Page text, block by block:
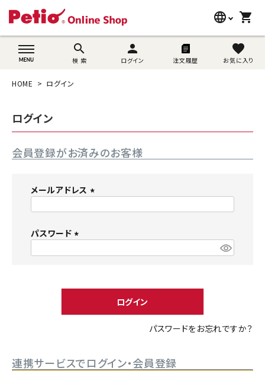
language
wovn-lang-name
shopping_cart
search
検 索
person
ログイン 注文履歴
favorite
お気に入り
search
うさぎ用品
ブランド別に探す
目的別に探す
SNS
ようこそ ゲスト 様
person 新規会員登録
HOME ログイン
ログイン
会員登録がお済みのお客様
メールアドレス
パスワード
)
ログイン
パスワードをお忘れですか？
連携サービスでログイン・会員登録